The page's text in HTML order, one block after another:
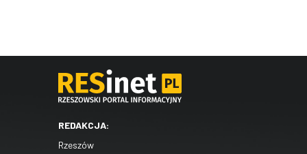
REDAKCJA:
Rzeszów